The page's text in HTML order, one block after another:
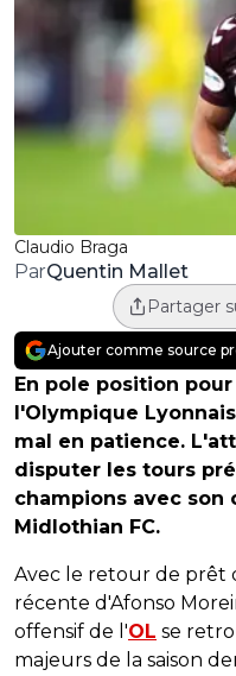
Claudio Braga
ParQuentin Mallet
Partager
Ajouter comme source
En pole position
l'Olympique
mal en patience.
disputer les tours
champions avec son
Midlothian FC.
Avec le retour de prêt
récente d'Afonso
offensif de l'OL se
majeurs de la saison